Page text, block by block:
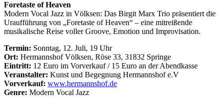
Foretaste of Heaven
Modern Vocal Jazz in Völksen: Das Birgit Marx Trio präsentiert die
Uraufführung von „Foretaste of Heaven“ – eine mitreißende
musikalische Reise voller Groove, Emotion und Improvisation.
Termin: Sonntag, 12. Juli, 19 Uhr
Ort: Hermannshof Völksen, Röse 33, 31832 Springe
Eintritt: 12 Euro im Vorverkauf / 15 Euro an der Abendkasse
Veranstalter: Kunst und Begegnung Hermannshof e.V
Vorverkauf: www.hermannshof.de
Genre: Modern Vocal Jazz